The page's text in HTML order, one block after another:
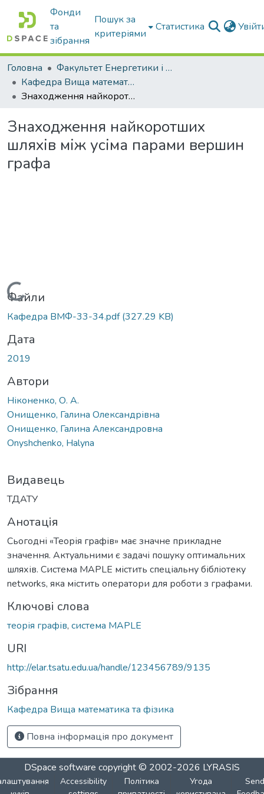
Фонди
та
зібрання
Пошук за
критеріями
Статистика
Головна
Факультет Енергетики і комп'ютерних технологій
Кафедра Вища математика та фізика
Знаходження найкоротших шляхів між усіма парами вершин графа
Знаходження найкоротших
шляхів між усіма парами вершин
графа
Вантажиться...
Файли
Кафедра ВМФ-33-34.pdf(327.29 KB)
Дата
2019
Автори
Ніконенко, О. А.
Онищенко, Галина Олександрівна
Онищенко, Галина Александровна
Onyshchenko, Halyna
Видавець
ТДАТУ
Анотація
Сьогодні «Теорія графів» має значне прикладне
значення. Актуальними є задачі пошуку оптимальних
шляхів. Система MAPLE містить спеціальну бібліотеку
networks, яка містить оператори для роботи з графами.
Ключові слова
теорія графів, система MAPLE
URI
http://elar.tsatu.edu.ua/handle/123456789/9135
Зібрання
Кафедра Вища математика та фізика
Повна інформація про документ
DSpace software copyright © 2002-2026 LYRASIS
Accessibility
Політика
Угода
Send